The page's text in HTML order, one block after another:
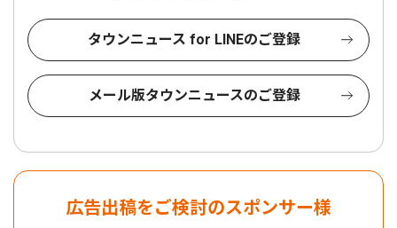
タウンニュース for LINEのご登録
メール版タウンニュースのご登録
広告出稿をご検討のスポンサー様